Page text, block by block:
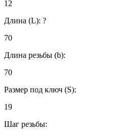
12
Длина (L): ?
70
Длина резьбы (b):
70
Размер под ключ (S):
19
Шаг резьбы: